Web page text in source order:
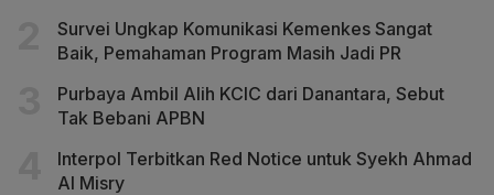
Survei Ungkap Komunikasi Kemenkes Sangat
Baik, Pemahaman Program Masih Jadi PR
Purbaya Ambil Alih KCIC dari Danantara, Sebut
Tak Bebani APBN
Interpol Terbitkan Red Notice untuk Syekh Ahmad
Al Misry